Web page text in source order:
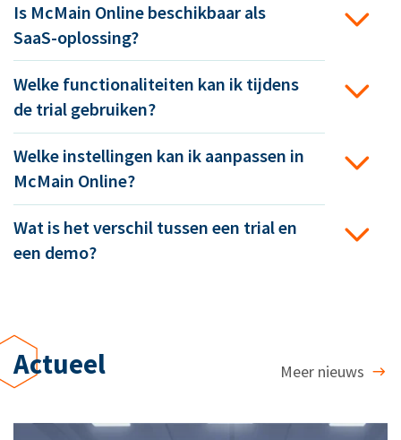
Is McMain Online beschikbaar als
SaaS-oplossing?
Welke functionaliteiten kan ik tijdens
de trial gebruiken?
Welke instellingen kan ik aanpassen in
McMain Online?
Wat is het verschil tussen een trial en
een demo?
Actueel Meer nieuws